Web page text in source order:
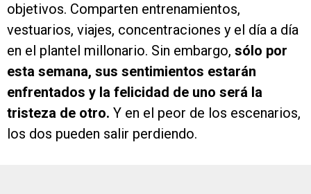
objetivos. Comparten entrenamientos,
vestuarios, viajes, concentraciones y el día a día
en el plantel millonario. Sin embargo, sólo por
esta semana, sus sentimientos estarán
enfrentados y la felicidad de uno será la
tristeza de otro. Y en el peor de los escenarios,
los dos pueden salir perdiendo.